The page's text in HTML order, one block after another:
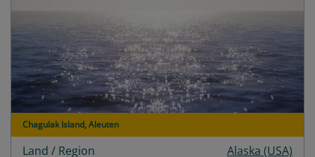
Chagulak Island, Aleuten
Land / Region
Alaska (USA)